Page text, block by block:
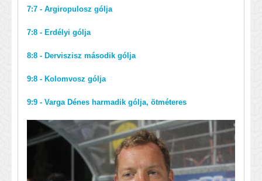
7:7 - Argiropulosz gólja
7:8 - Erdélyi gólja
8:8 - Derviszisz második gólja
9:8 - Kolomvosz gólja
9:9 - Varga Dénes harmadik gólja, ötméteres